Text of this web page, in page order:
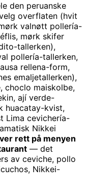
den peruanske
overflaten (hvit
valnøtt pollería-
mørk skifer
tallerken),
pollería-tallerken,
rellena-form,
emaljetallerken),
choclo maiskolbe,
ají verde-
huacatay-kvist,
Lima cevichería-
Nikkei
rett på menyen
— det
av ceviche, pollo
Nikkei-